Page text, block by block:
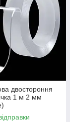
двостороння
1 м 2 мм